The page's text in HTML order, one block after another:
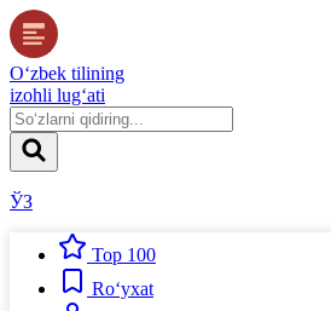
O‘zbek tilining
izohli lug‘ati
ЎЗ
Top 100
Ro‘yxat